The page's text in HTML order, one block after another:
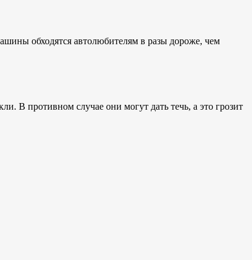
обходятся автолюбителям в разы дороже, чем
В противном случае они могут дать течь, а это грозит